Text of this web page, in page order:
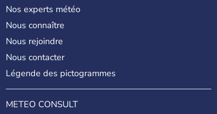
Nos experts météo
Nous connaître
Nous rejoindre
Nous contacter
Légende des pictogrammes
METEO CONSULT